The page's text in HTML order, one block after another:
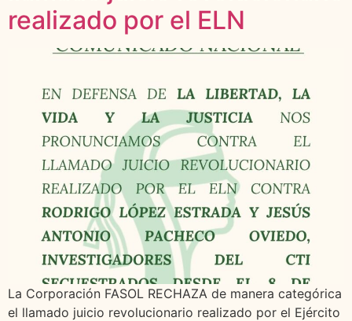
realizado por el ELN
La Corporación FASOL RECHAZA de manera categórica
el llamado juicio revolucionario realizado por el Ejército